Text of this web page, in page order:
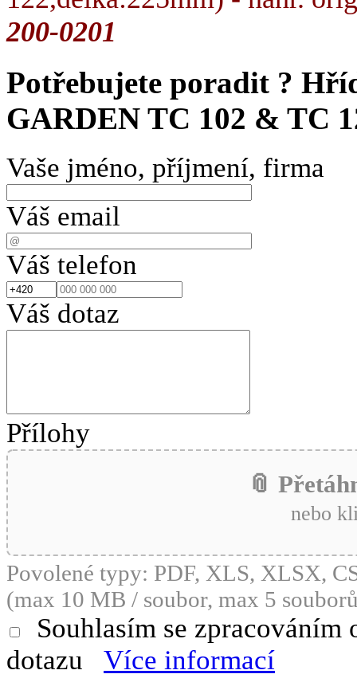
200-0201
Potřebujete poradit ?
GARDEN TC 102 & TC
Vaše jméno, příjmení, firma
Váš email
Váš telefon
Váš dotaz
Přílohy
📎
nebo
Povolené typy: PDF, XLS, XLSX,
(max 10 MB / soubor, max 5
Souhlasím se
dotazu
Více informací